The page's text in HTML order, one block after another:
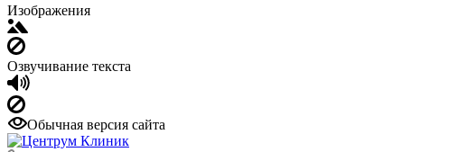
Изображения
Озвучивание текста
Обычная версия сайта